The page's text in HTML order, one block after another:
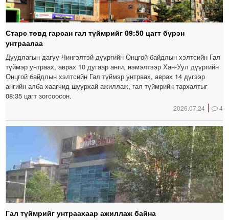
Старс төвд гарсан гал түймрийг 09:50 цагт бүрэн
унтраалаа
Дуудлагын дагуу Чингэлтэй дүүргийн Онцгой байдлын хэлтсийн Гал
түймэр унтраах, аврах 10 дугаар анги, нэмэлтээр Хан-Уул дүүргийн
Онцгой байдлын хэлтсийн Гал түймэр унтраах, аврах 14 дүгээр
ангийн алба хаагчид шуурхай ажиллаж, гал түймрийн тархалтыг
08:35 цагт зогсоосон.
2026.07.24 4
Гал түймрийг унтраахаар ажиллаж байна